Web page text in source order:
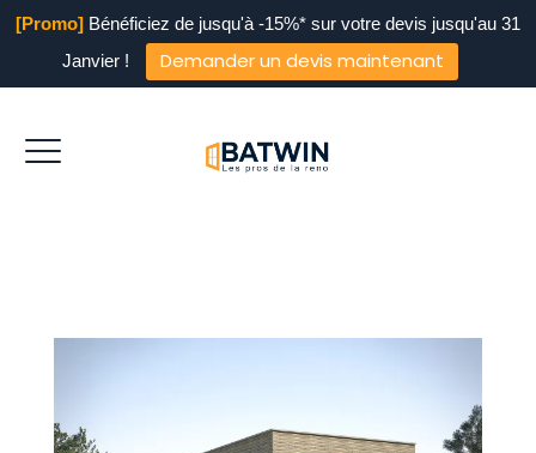
[Promo] Bénéficiez de jusqu'à -15%* sur votre devis jusqu'au 31
Janvier !
Demander un devis maintenant